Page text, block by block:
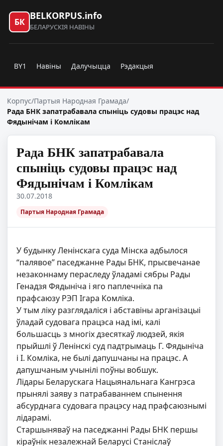
БК
BELKORPUS.info
БЕЛАРУСКІЯ НАВІНЫ
BY1 Навіны Далучыцца Рэдакцыя
Корпус/Партыя Народная Грамада/
Рада БНК запатрабавала спыніць судовы працэс над
Фядынічам і Комлікам
Рада БНК запатрабавала
спыніць судовы працэс над
Фядынічам і Комлікам
30.07.2018
Партыя Народная Грамада
У будынку Ленінскага суда Мінска адбылося
“палявое” паседжанне Рады БНК, прысвечанае
незаконнаму пераследу ўладамі сябры Рады
Генадзя Фядыніча і яго паплечніка па
прафсаюзу РЭП Ігара Комліка.
У тым ліку разглядаліся і абставіны арганізацыі
ўладай судовага працэса над імі, калі
большасць з многіх дзесяткаў людзей, якія
прыйшлі ў Ленінскі суд падтрымаць Г. Фядыніча
і І. Комліка, не былі дапушчаны на працэс. А
дапушчаным учынілі поўны вобшук.
Лідары Беларускага Нацыянальнага Кангрэса
прынялі заяву з патрабаваннем спынення
абсурднага судовага працэсу над прафсаюзнымі
лідарамі.
Старшыняваў на паседжанні Рады БНК першы
кіраўнік незалежнай Беларусі Станіслаў